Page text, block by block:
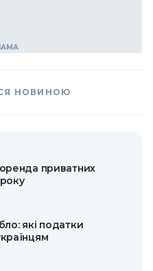
НОВИНОЮ
приватних
які податки